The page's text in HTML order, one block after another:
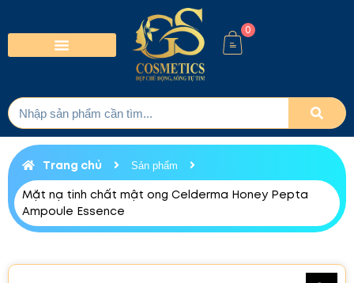
0
Trang chủ Sản phẩm
Mặt nạ tinh chất mật ong Celderma Honey Pepta
Ampoule Essence